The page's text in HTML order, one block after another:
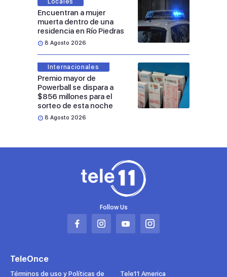
Locales
Encuentran a mujer
muerta dentro de una
residencia en Río Piedras
8 Agosto 2026
Internacionales
Premio mayor de
Powerball se dispara a
$856 millones para el
sorteo de esta noche
8 Agosto 2026
Follow Us
Abrir
pestaña
Abrir
pestaña
Abrir
pestaña
Abrir
pestaña
TeleOnce
Términos de uso y Políticas de Tele11 America